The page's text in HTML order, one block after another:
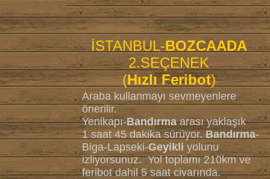
İSTANBUL-BOZCAADA
2.SEÇENEK
(Hızlı Feribot)
Araba kullanmayı sevmeyenlere
önerilir.
Yenikapı-Bandırmaarası yaklaşık
1 saat 45 dakika sürüyor.Bandırma-
Biga-Lapseki-Geyikli yolunu
izliyorsunuz. Yol toplamı 210km ve
feribot dahil 5 saat civarında.